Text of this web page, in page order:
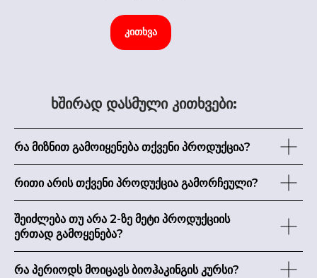
კითხვა
ხშირად დასმული კითხვები:
რა მიზნით გამოიყენება თქვენი პროდუქცია?
რითი არის თქვენი პროდუქცია გამორჩეული?
შეიძლება თუ არა 2-ზე მეტი პროდუქციის
ერთად გამოყენება?
რა პერიოდს მოიცავს ბიოჰაკინგის კურსი?